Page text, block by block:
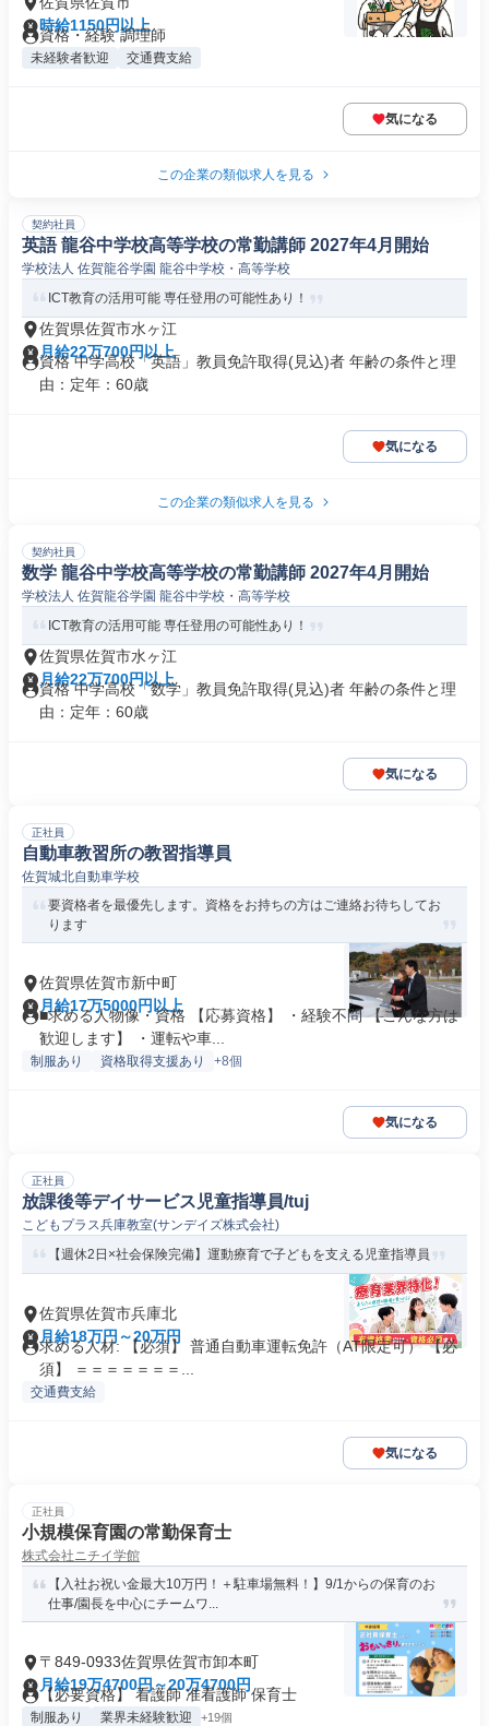
時給1150円以上
資格・経験 調理師
未経験者歓迎 交通費支給
気になる
この企業の類似求人を見る
契約社員
英語 龍谷中学校高等学校の常勤講師 2027年4月開始
学校法人 佐賀龍谷学園 龍谷中学校・高等学校
ICT教育の活用可能 専任登用の可能性あり！
佐賀県佐賀市水ヶ江
月給22万700円以上
資格 中学高校「英語」教員免許取得(見込)者 年齢の条件と理
由：定年：60歳
気になる
この企業の類似求人を見る
契約社員
数学 龍谷中学校高等学校の常勤講師 2027年4月開始
学校法人 佐賀龍谷学園 龍谷中学校・高等学校
ICT教育の活用可能 専任登用の可能性あり！
佐賀県佐賀市水ヶ江
月給22万700円以上
資格 中学高校「数学」教員免許取得(見込)者 年齢の条件と理
由：定年：60歳
気になる
正社員
自動車教習所の教習指導員
佐賀城北自動車学校
要資格者を最優先します。資格をお持ちの方はご連絡お待ちしてお
ります
佐賀県佐賀市新中町
月給17万5000円以上
■求める人物像・資格 【応募資格】 ・経験不問 【こんな方は
歓迎します】 ・運転や車...
制服あり 資格取得支援あり +8個
気になる
正社員
放課後等デイサービス児童指導員/tuj
こどもプラス兵庫教室(サンデイズ株式会社)
【週休2日×社会保険完備】運動療育で子どもを支える児童指導員
佐賀県佐賀市兵庫北
月給18万円～20万円
求める人材: 【必須】 普通自動車運転免許（AT限定可） 【必
須】 ＝＝＝＝＝＝＝...
交通費支給
気になる
正社員
小規模保育園の常勤保育士
株式会社ニチイ学館
【入社お祝い金最大10万円！＋駐車場無料！】9/1からの保育のお
仕事/園長を中心にチームワ...
〒849-0933佐賀県佐賀市卸本町
月給19万4700円～20万4700円
【必要資格】 看護師 准看護師 保育士
制服あり 業界未経験歓迎 +19個